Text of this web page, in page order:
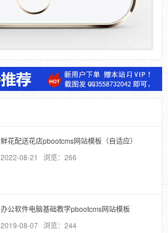
鲜花配送花店pbootcms网站模板（自适应）
2022-08-21 浏览：266
办公软件电脑基础教学pbootcms网站模板
2019-08-07 浏览：244